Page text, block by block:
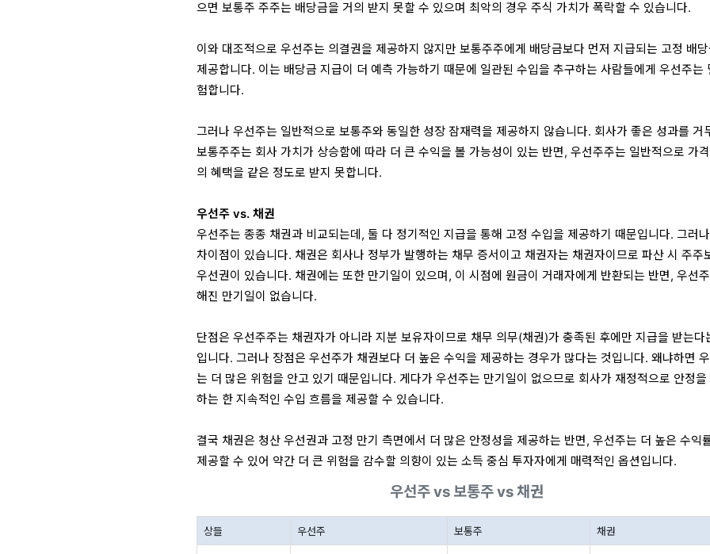
으면 보통주 주주는 배당금을 거의 받지 못할 수 있으며 최악의 경우 주식 가치가 폭락할 수 있습니다.
이와 대조적으로 우선주는 의결권을 제공하지 않지만 보통주주에게 배당금보다 먼저 지급되는 고정 배
제공합니다. 이는 배당금 지급이 더 예측 가능하기 때문에 일관된 수입을 추구하는 사람들에게 우선주는
험합니다.
그러나 우선주는 일반적으로 보통주와 동일한 성장 잠재력을 제공하지 않습니다. 회사가 좋은 성과를 거
보통주주는 회사 가치가 상승함에 따라 더 큰 수익을 볼 가능성이 있는 반면, 우선주주는 일반적으로 가
의 혜택을 같은 정도로 받지 못합니다.
우선주 vs. 채권
우선주는 종종 채권과 비교되는데, 둘 다 정기적인 지급을 통해 고정 수입을 제공하기 때문입니다. 그러
차이점이 있습니다. 채권은 회사나 정부가 발행하는 채무 증서이고 채권자는 채권자이므로 파산 시 주주
우선권이 있습니다. 채권에는 또한 만기일이 있으며, 이 시점에 원금이 거래자에게 반환되는 반면, 우선
해진 만기일이 없습니다.
단점은 우선주주는 채권자가 아니라 지분 보유자이므로 채무 의무(채권)가 충족된 후에만 지급을 받는다
입니다. 그러나 장점은 우선주가 채권보다 더 높은 수익을 제공하는 경우가 많다는 것입니다. 왜냐하면
는 더 많은 위험을 안고 있기 때문입니다. 게다가 우선주는 만기일이 없으므로 회사가 재정적으로 안정을
하는 한 지속적인 수입 흐름을 제공할 수 있습니다.
결국 채권은 청산 우선권과 고정 만기 측면에서 더 많은 안정성을 제공하는 반면, 우선주는 더 높은 수익
제공할 수 있어 약간 더 큰 위험을 감수할 의향이 있는 소득 중심 투자자에게 매력적인 옵션입니다.
우선주 vs 보통주 vs 채권
상들 우선주 보통주 채권